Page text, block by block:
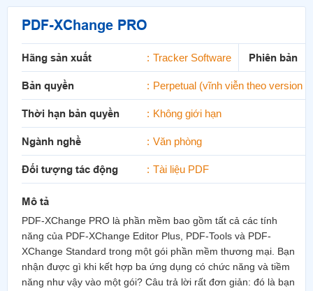
PDF-XChange PRO
Hãng sản xuất Tracker Software Phiên bản
Bản quyền Perpetual (vĩnh viễn theo version
Thời hạn bản quyền Không giới hạn
Ngành nghề Văn phòng
Đối tượng tác động Tài liệu PDF
Mô tả
PDF-XChange PRO là phần mềm bao gồm tất cả các tính
năng của PDF-XChange Editor Plus, PDF-Tools và PDF-
XChange Standard trong một gói phần mềm thương mại. Bạn
nhận được gì khi kết hợp ba ứng dụng có chức năng và tiềm
năng như vậy vào một gói? Câu trả lời rất đơn giản: đó là bạn